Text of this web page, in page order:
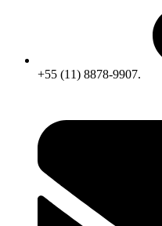
+55 (11) 8878-9907.